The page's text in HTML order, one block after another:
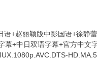
+赵丽颖版中影国语+徐静
幕+中日双语字幕+官方中文